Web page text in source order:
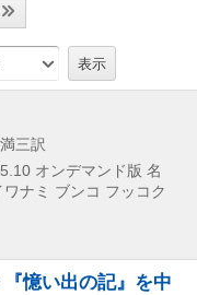
三訳
オンデマンド版 名
ナミ ブンコ フッコク
憶い出の記』を中